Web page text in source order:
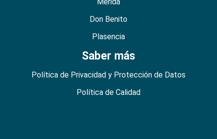
Don Benito
Plasencia
Saber más
Política de Privacidad y Protección de Datos
Política de Calidad